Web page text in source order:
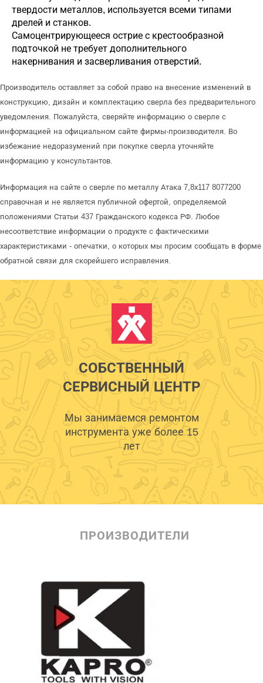
твердости металлов, используется всеми типами
дрелей и станков.
Самоцентрирующееся острие с крестообразной
подточкой не требует дополнительного
накернивания и засверливания отверстий.
Производитель оставляет за собой право на внесение изменений в
конструкцию, дизайн и комплектацию сверла без предварительного
уведомления. Пожалуйста, сверяйте информацию о сверле с
информацией на официальном сайте фирмы-производителя. Во
избежание недоразумений при покупке сверла уточняйте
информацию у консультантов.
Информация на сайте о сверле по металлу Атака 7,8х117 8077200
справочная и не является публичной офертой, определяемой
положениями Статьи 437 Гражданского кодекса РФ. Любое
несоответствие информации о продукте с фактическими
характеристиками - опечатки, о которых мы просим сообщать в форме
обратной связи для скорейшего исправления.
СОБСТВЕННЫЙ
СЕРВИСНЫЙ ЦЕНТР
Мы занимаемся ремонтом
инструмента уже более 15
лет
ПРОИЗВОДИТЕЛИ